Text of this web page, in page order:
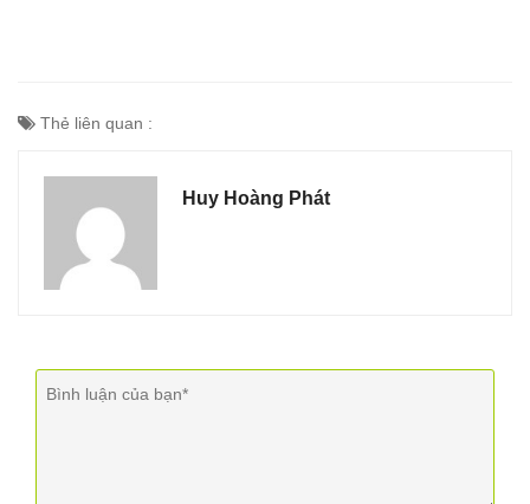
Thẻ liên quan :
Huy Hoàng Phát